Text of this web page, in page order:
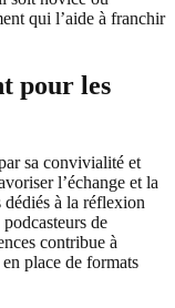
qui l’aide à franchir
pour les
sa convivialité et
l’échange et la
dédiés à la réflexion
de
contribue à
place de formats